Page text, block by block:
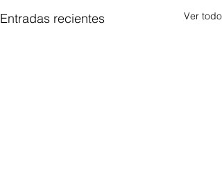
Entradas recientes Ver todo